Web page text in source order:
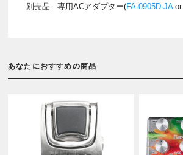
別売品 : 専用ACアダプター(FA-0905D-JAor
あなたにおすすめの商品